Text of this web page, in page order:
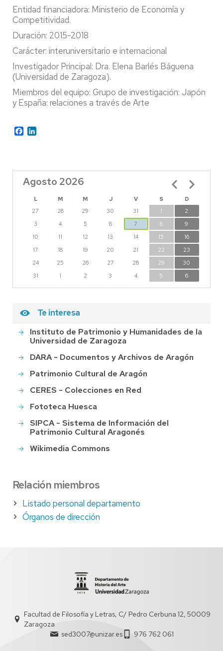
Entidad financiadora: Ministerio de Economía y
Competitividad.
Duración: 2015-2018
Carácter: interuniversitario e internacional
Investigador Principal: Dra. Elena Barlés Báguena
(Universidad de Zaragoza).
Miembros del equipo: Grupo de investigación: Japón
y España: relaciones a través de Arte
Facebook
Agosto 2026
L M M J V S
D
27
28 29 30 31 1
2
3
4 5 6 7 8
9
10
11 12 13 14 15
16
17
18 19 20 21 22
23
24
25 26 27 28 29
30
31
1 2 3 4 5 6
Paginación
Te interesa
Instituto de Patrimonio y Humanidades de la
Universidad de Zaragoza
DARA - Documentos y Archivos de Aragón
Patrimonio Cultural de Aragón
CERES - Colecciones en Red
Fototeca Huesca
SIPCA - Sistema de Información del
Patrimonio Cultural Aragonés
Wikimedia Commons
Relación miembros
Listado personal departamento
Órganos de dirección
Facultad de Filosofía y Letras, C/ Pedro Cerbuna 12, 50009
Zaragoza
sed3007@unizar.es
976 762 061